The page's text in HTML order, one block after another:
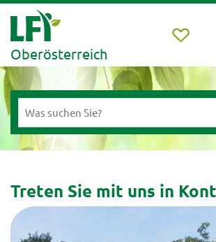
Oberösterreich
Treten Sie mit uns in